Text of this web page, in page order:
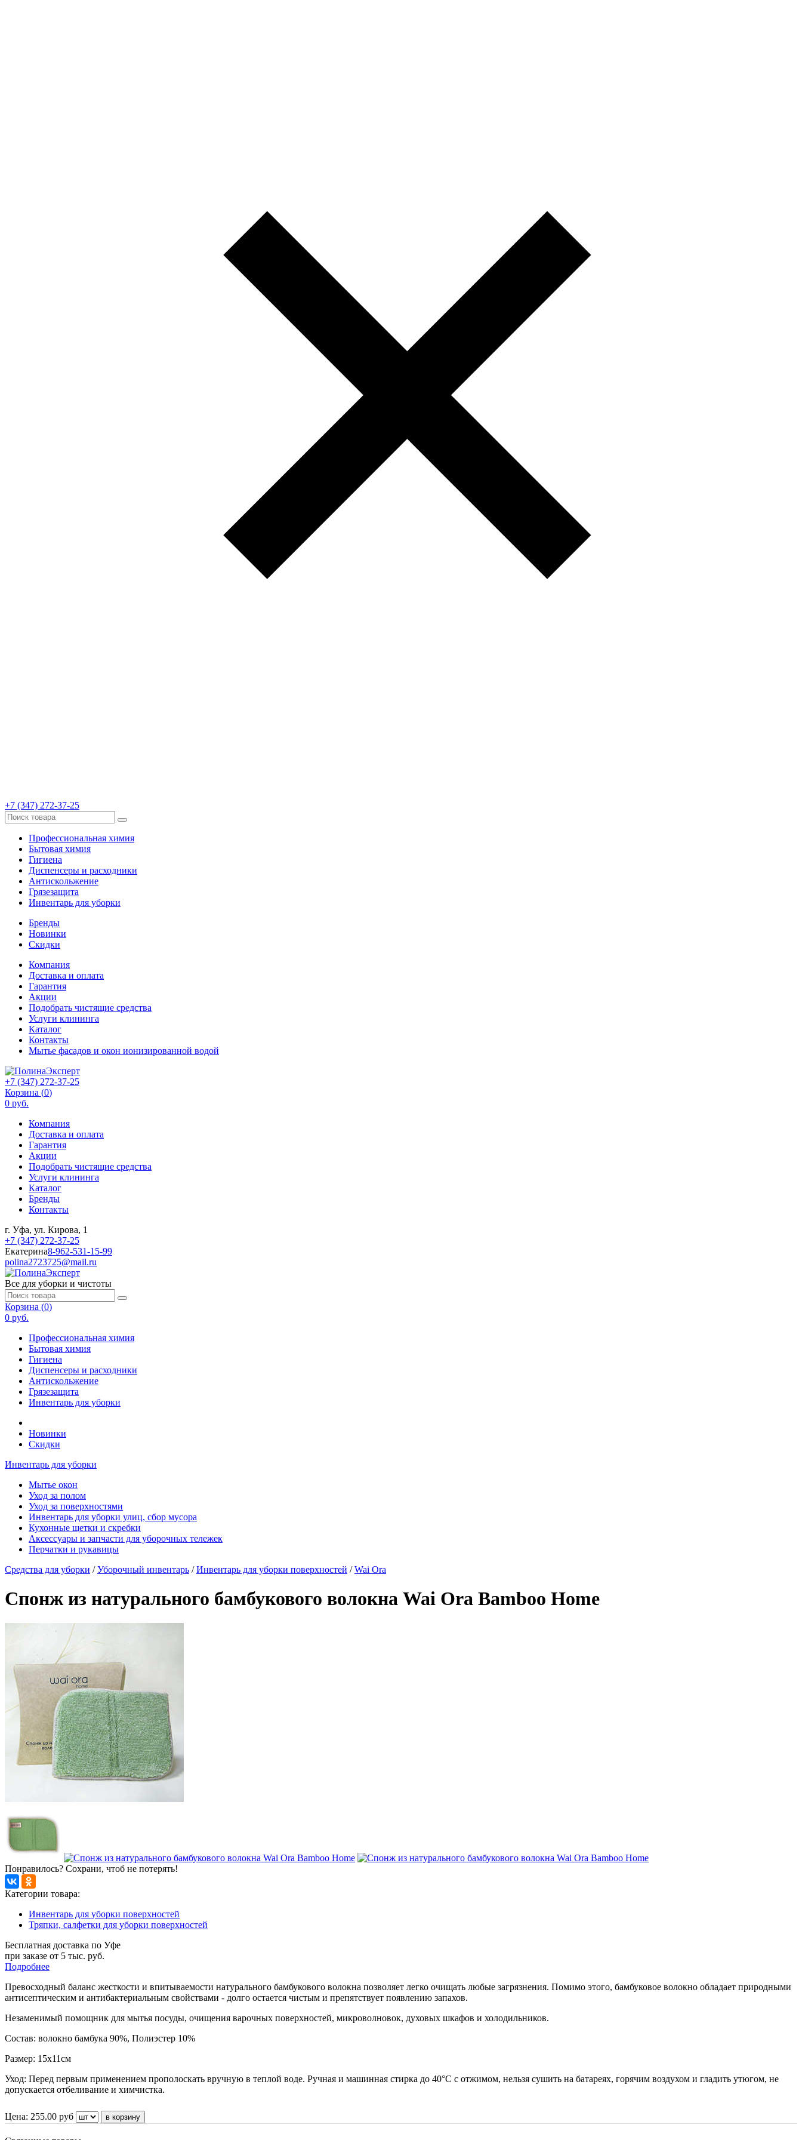
+7 (347) 272-37-25
Профессиональная химия
Бытовая химия
Гигиена
Диспенсеры и расходники
Антискольжение
Грязезащита
Инвентарь для уборки
Бренды
Новинки
Скидки
Компания
Доставка и оплата
Гарантия
Акции
Подобрать чистящие средства
Услуги клининга
Каталог
Контакты
Мытье фасадов и окон ионизированной водой
+7 (347) 272-37-25
Корзина (0)
0 руб.
Компания
Доставка и оплата
Гарантия
Акции
Подобрать чистящие средства
Услуги клининга
Каталог
Бренды
Контакты
г. Уфа, ул. Кирова, 1
+7 (347) 272-37-25
Екатерина8-962-531-15-99
polina2723725@mail.ru
Все для уборки и чистоты
Корзина (0)
0 руб.
Профессиональная химия
Бытовая химия
Гигиена
Диспенсеры и расходники
Антискольжение
Грязезащита
Инвентарь для уборки
Новинки
Скидки
Инвентарь для уборки
Мытье окон
Уход за полом
Уход за поверхностями
Инвентарь для уборки улиц, сбор мусора
Кухонные щетки и скребки
Аксессуары и запчасти для уборочных тележек
Перчатки и рукавицы
Средства для уборки /Уборочный инвентарь /Инвентарь для уборки поверхностей /Wai Ora
Спонж из натурального бамбукового волокна Wai Ora Bamboo Home
Понравилось? Сохрани, чтоб не потерять!
Категории товара:
Инвентарь для уборки поверхностей
Тряпки, салфетки для уборки поверхностей
Бесплатная доставка по Уфе
при заказе от 5 тыс. руб.
Подробнее
Превосходный баланс жесткости и впитываемости натурального бамбукового волокна позволяет легко очищать любые загрязнения. Помимо этого, бамбуковое волокно обладает природными
антисептическим и антибактериальным свойствами - долго остается чистым и препятствует появлению запахов.
Незаменимый помощник для мытья посуды, очищения варочных поверхностей, микроволновок, духовых шкафов и холодильников.
Состав: волокно бамбука 90%, Полиэстер 10%
Размер: 15х11см
Уход: Перед первым применением прополоскать вручную в теплой воде. Ручная и машинная стирка до 40°С с отжимом, нельзя сушить на батареях, горячим воздухом и гладить утюгом, не
допускается отбеливание и химчистка.
Цена: 255.00 руб